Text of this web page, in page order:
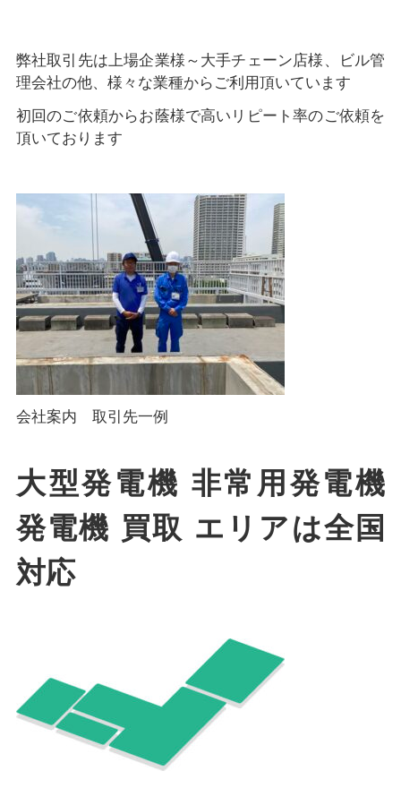
弊社取引先は上場企業様～大手チェーン店様、ビル管
理会社の他、様々な業種からご利用頂いています
初回のご依頼からお蔭様で高いリピート率のご依頼を
頂いております
会社案内 取引先一例
大型発電機 非常用発電機
発電機 買取 エリアは全国
対応